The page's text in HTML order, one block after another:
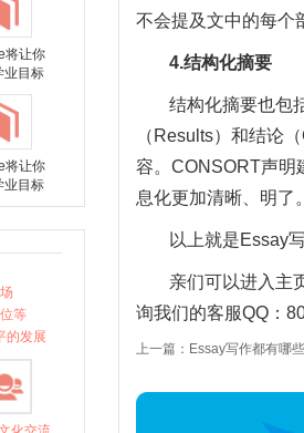
将让你
业目标
将让你
业目标
等
的发展
不会提及文中的每个
4.结构化摘要
结构化摘要也包
（Results）和结论
容。CONSORT声明
息化更加清晰、明了
以上就是Essay
亲们可以进入主
询我们的客服QQ：
上一篇：Essay写作都有哪